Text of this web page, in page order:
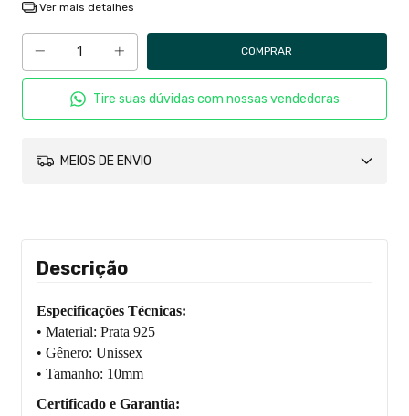
Ver mais detalhes
Tire suas dúvidas com nossas vendedoras
MEIOS DE ENVIO
Descrição
Especificações Técnicas:
• Material: Prata 925
• Gênero: Unissex
• Tamanho: 10mm
Certificado e Garantia: